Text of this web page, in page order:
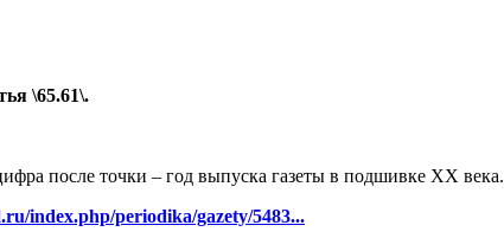
\65.61\.
после точки – год выпуска газеты в подшивке ХХ века.
index.php/periodika/gazety/5483...